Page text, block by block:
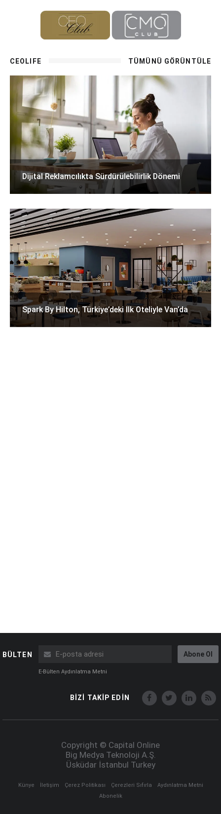
CEOLIFE TÜMÜNÜ GÖRÜNTÜLE
Dijital Reklamcılıkta Sürdürülebilirlik Dönemi
Spark By Hilton, Türkiye’deki Ilk Oteliyle Van’da
BÜLTEN Abone Ol
E-Bülten Aydınlatma Metni
BİZİ TAKİP EDİN
Copyright © Capital Online
Big Medya Teknoloji A.Ş.
Üsküdar İstanbul Turkey
Künye İletişim Çerez Politikası Çerezleri Sıfırla
Aydınlatma Metni
Abonelik